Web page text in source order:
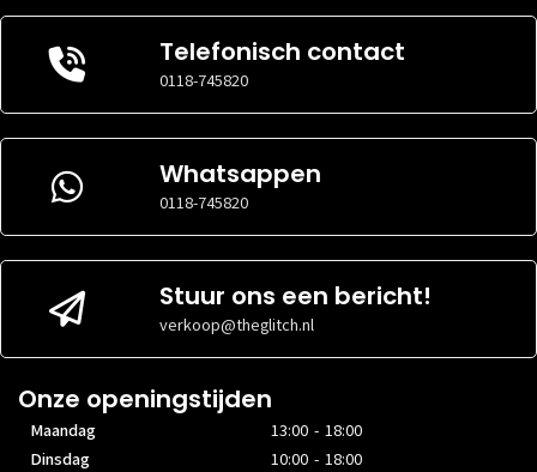
CPU
AANSLUITINGEN
Niet
MOEDERBORD
1x 20+4 pin
CPU
AANSLUITINGEN
MOEDERBORD
1x 20+4 pin
Telefonisch contact
0118-745820
Whatsappen
0118-745820
Stuur ons een bericht!
verkoop@theglitch.nl
Onze openingstijden
Maandag
13:00 - 18:00
Dinsdag
10:00 - 18:00